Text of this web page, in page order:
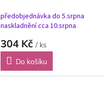
předobjednávka do 5.srpna
naskladnění cca 10.srpna
304 Kč / ks
Do košíku